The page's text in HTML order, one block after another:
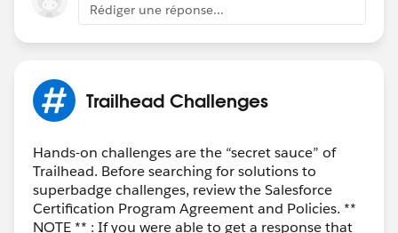
Rédiger une réponse...
Trailhead Challenges
Hands-on challenges are the “secret sauce” of
Trailhead. Before searching for solutions to
superbadge challenges, review the Salesforce
Certification Program Agreement and Policies. **
NOTE ** : If you were able to get a response that